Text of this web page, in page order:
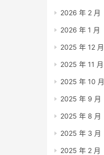
2026 年 2 月
2026 年 1 月
2025 年 12 月
2025 年 11 月
2025 年 10 月
2025 年 9 月
2025 年 8 月
2025 年 3 月
2025 年 2 月